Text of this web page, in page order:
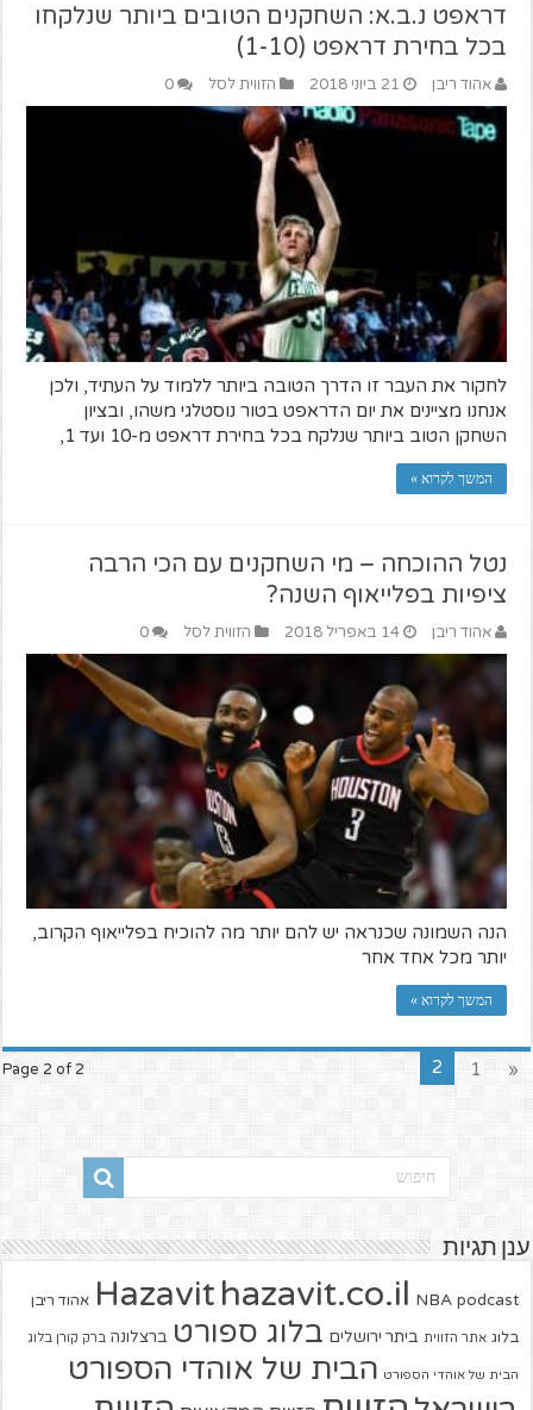
דראפט נ.ב.א: השחקנים הטובים ביותר שנלקחו
בכל בחירת דראפט (1-10)
אהוד ריבן 21 ביוני 2018 הזווית לסל 0
לחקור את העבר זו הדרך הטובה ביותר ללמוד על העתיד, ולכן
אנחנו מציינים את יום הדראפט בטור נוסטלגי משהו, ובציון
השחקן הטוב ביותר שנלקח בכל בחירת דראפט מ-10 ועד 1,
המשך לקרוא »
נטל ההוכחה – מי השחקנים עם הכי הרבה
ציפיות בפלייאוף השנה?
אהוד ריבן 14 באפריל 2018 הזווית לסל 0
הנה השמונה שכנראה יש להם יותר מה להוכיח בפלייאוף הקרוב,
יותר מכל אחד אחר
המשך לקרוא »
Page 2 of 2 «
1
2
ענן תגיות
Hazavit hazavit.co.il NBA podcast אהוד ריבן
בלוג אתר הזווית ביתר ירושלים בלוג ספורט ברצלונה ברק קורן בלוג
הבית של אוהדי הספורט הבית של אוהדי הספורט